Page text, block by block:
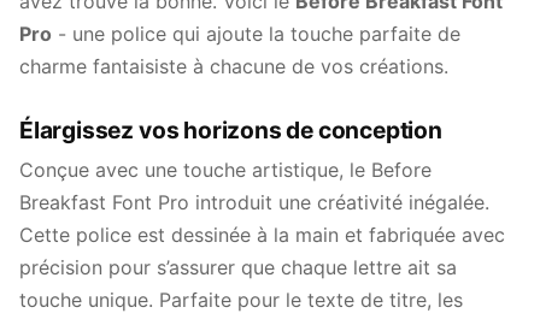
Pro - une police qui ajoute la touche parfaite de
charme fantaisiste à chacune de vos créations.
Élargissez vos horizons de conception
Conçue avec une touche artistique, le Before
Breakfast Font Pro introduit une créativité inégalée.
Cette police est dessinée à la main et fabriquée avec
précision pour s’assurer que chaque lettre ait sa
touche unique. Parfaite pour le texte de titre, les